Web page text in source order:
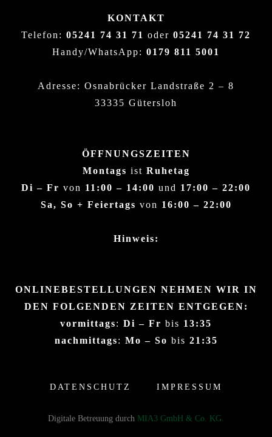
KONTAKT
Telefon: 05241 74 31 71 oder 05241 74 31 72
Handy/WhatsApp: 0179 811 5001
Adresse: Osnabrücker Landstraße 2 – 8
33335 Gütersloh
ÖFFNUNGSZEITEN
Montags ist Ruhetag
Di – Fr von 11:00 – 14:00 und 17:00 – 22:00
Sa, So + Feiertags von 16:00 – 22:00
Hinweis:
ONLINEBESTELLUNGEN NEHMEN WIR IN
DEN FOLGENDEN ZEITEN ENTGEGEN:
vormittags: Di – Fr bis 13:35
nachmittags: Mo – So bis 21:35
DATENSCHUTZ IMPRESSUM
Digitale Betreuung durch MIA3 GmbH & Co. KG.